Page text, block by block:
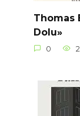
Thomas
Dolu»
0